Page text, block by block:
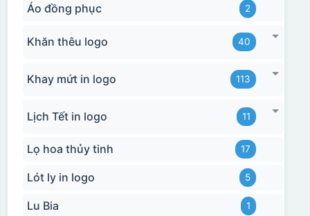
Áo đồng phục 2
Khăn thêu logo 40
Khay mứt in logo 113
Lịch Tết in logo 11
Lọ hoa thủy tinh 17
Lót ly in logo 5
Lu Bia 1